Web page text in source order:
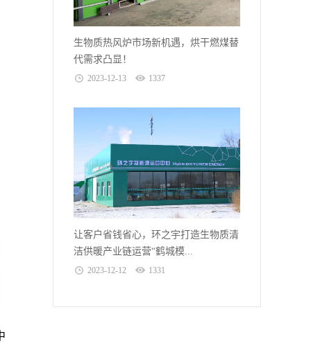
生物质热风炉市场新机遇，烘干燃煤替
代需求凸显！
2023-12-13 1337
让客户省钱省心，环之宇打造生物质清
洁供暖产业链运营“鹤城模...
2023-12-12 1331